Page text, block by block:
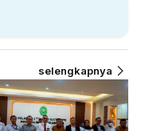
selengkapnya